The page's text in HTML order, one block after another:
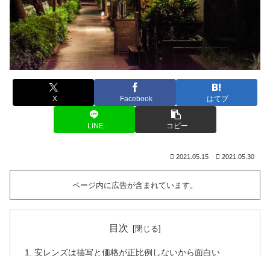
X Facebook はてブ
LINE コピー
2021.05.15 2021.05.30
ページ内に広告が含まれています。
目次
安レンズは描写と価格が正比例しないから面白い